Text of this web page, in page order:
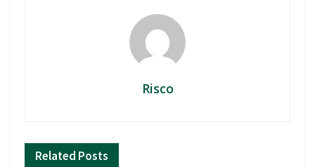
Risco
Related Posts